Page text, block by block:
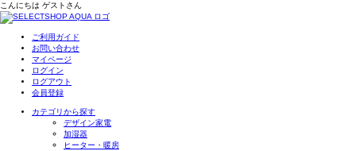
こんにちは ゲスト さん
ご利用ガイド
お問い合わせ
マイページ
ログイン
ログアウト
会員登録
カテゴリから探す
デザイン家電
加湿器
ヒーター・暖房